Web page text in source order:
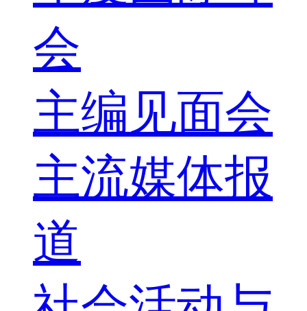
会
主编见面会
主流媒体报
道